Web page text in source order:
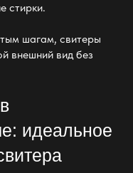
стирки.
шагам, свитеры
внешний вид без
идеальное